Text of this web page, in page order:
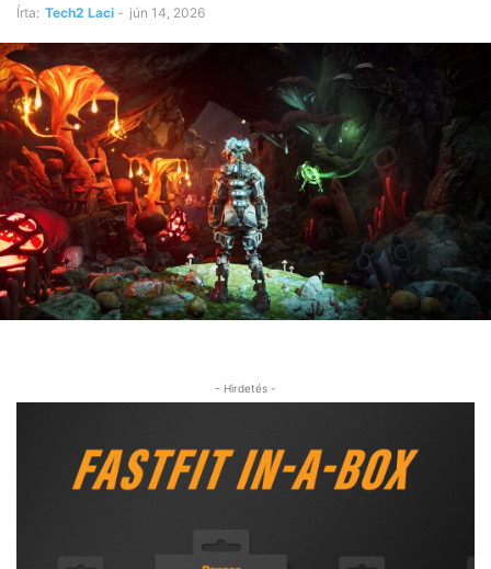
Írta: Tech2 Laci - jún 14, 2026
- Hirdetés -